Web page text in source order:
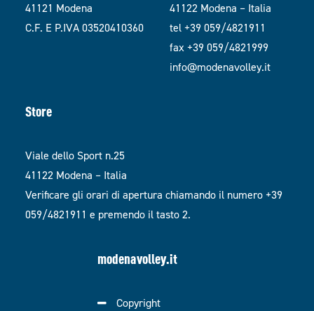
41121 Modena
C.F. E P.IVA 03520410360
41122 Modena – Italia
tel +39 059/4821911
fax +39 059/4821999
info@modenavolley.it
Store
Viale dello Sport n.25
41122 Modena – Italia
Verificare gli orari di apertura chiamando il numero +39
059/4821911 e premendo il tasto 2.
modenavolley.it
Copyright